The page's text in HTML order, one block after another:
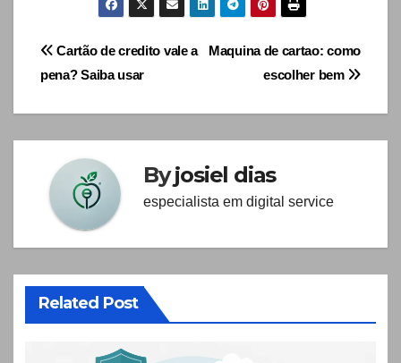
Navegação
de
Maquina de cartao: como
escolher bem
Cartão de credito vale a
pena? Saiba usar
Byjosiel dias
especialista em digital service
Related Post